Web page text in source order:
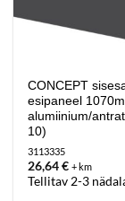
CONCEPT
esipaneel
alumiinium/
10)
3113335
26,64€ + km
Tellitav 2-3